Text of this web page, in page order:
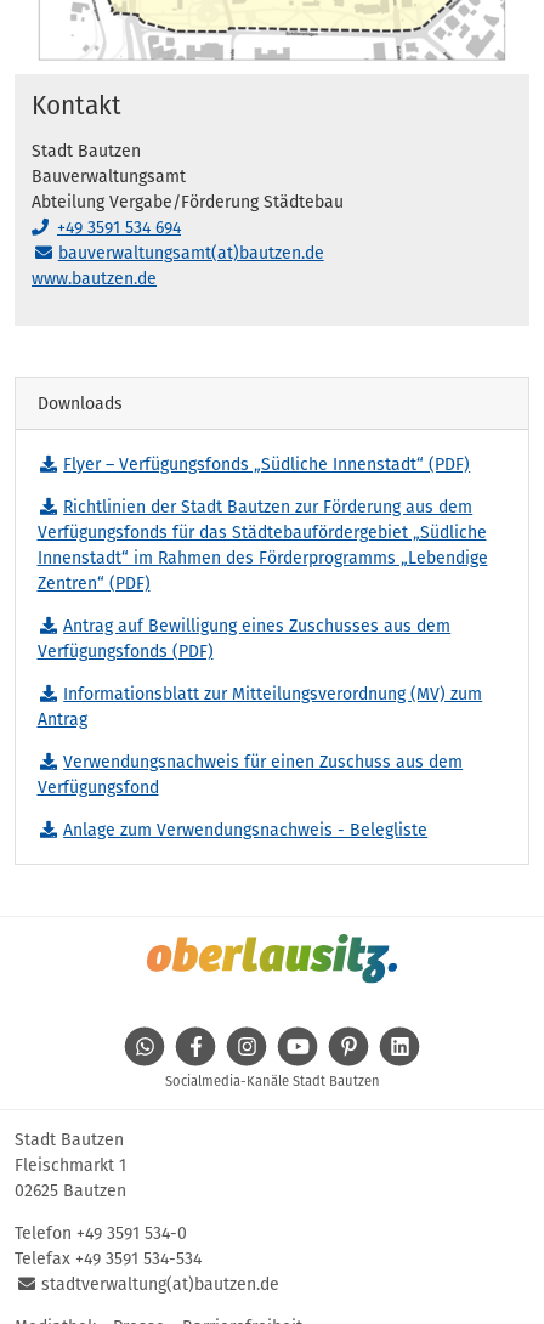
Kontakt
Stadt Bautzen
Bauverwaltungsamt
Abteilung Vergabe/Förderung Städtebau
+49 3591 534 694
bauverwaltungsamt(at)bautzen.de
www.bautzen.de
Downloads
Flyer – Verfügungsfonds „Südliche Innenstadt“ (PDF)
Richtlinien der Stadt Bautzen zur Förderung aus dem
Verfügungsfonds für das Städtebaufördergebiet „Südliche
Innenstadt“ im Rahmen des Förderprogramms „Lebendige
Zentren“ (PDF)
Antrag auf Bewilligung eines Zuschusses aus dem
Verfügungsfonds (PDF)
Informationsblatt zur Mitteilungsverordnung (MV) zum
Antrag
Verwendungsnachweis für einen Zuschuss aus dem
Verfügungsfond
Anlage zum Verwendungsnachweis - Belegliste
WhatsAppFacebookInstagramYoutube Pinterest
Socialmedia-Kanäle Stadt Bautzen
Stadt Bautzen
Fleischmarkt 1
02625 Bautzen
Telefon +49 3591 534-0
Telefax +49 3591 534-534
stadtverwaltung(at)bautzen.de